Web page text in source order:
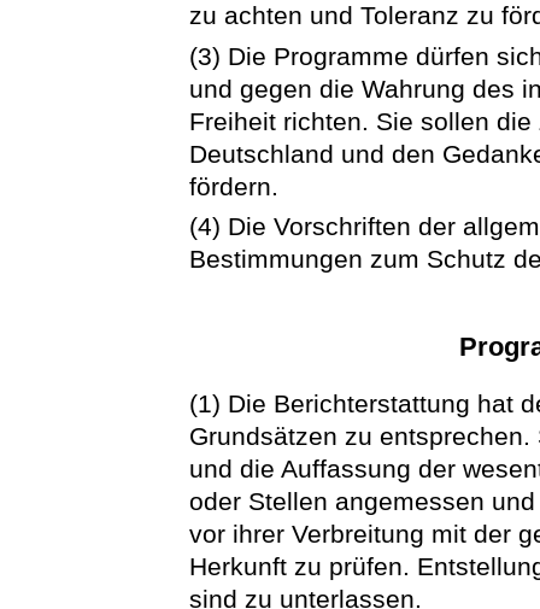
zu achten und Toleranz zu
(3) Die Programme dürfen
und gegen die Wahrung des
Freiheit richten. Sie sollen
Deutschland und den
fördern.
(4) Die Vorschriften der
Bestimmungen zum Schutz
(1) Die Berichterstattung hat
Grundsätzen zu
und die Auffassung der
oder Stellen angemessen
vor ihrer Verbreitung mit der
Herkunft zu prüfen.
sind zu unterlassen.